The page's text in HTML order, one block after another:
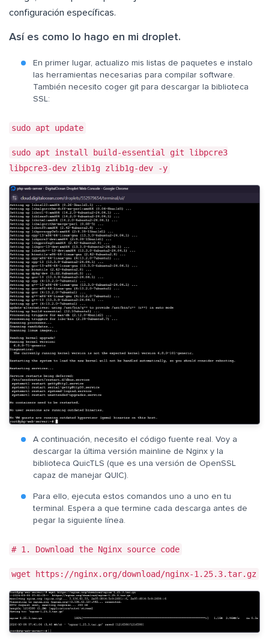
configuración específicas.
Así es como lo hago en mi droplet.
En primer lugar, actualizo mis listas de paquetes e instalo
las herramientas necesarias para compilar software.
También necesito coger git para descargar la biblioteca
SSL:
sudo apt update
sudo apt install build-essential git libpcre3
libpcre3-dev zlib1g zlib1g-dev -y
A continuación, necesito el código fuente real. Voy a
descargar la última versión mainline de Nginx y la
biblioteca QuicTLS (que es una versión de OpenSSL
capaz de manejar QUIC).
Para ello, ejecuta estos comandos uno a uno en tu
terminal. Espera a que termine cada descarga antes de
pegar la siguiente línea.
# 1. Download the Nginx source code
wget https://nginx.org/download/nginx-1.25.3.tar.gz